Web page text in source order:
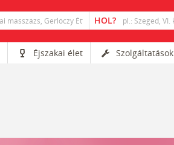
Éjszakai élet Szolgáltatások